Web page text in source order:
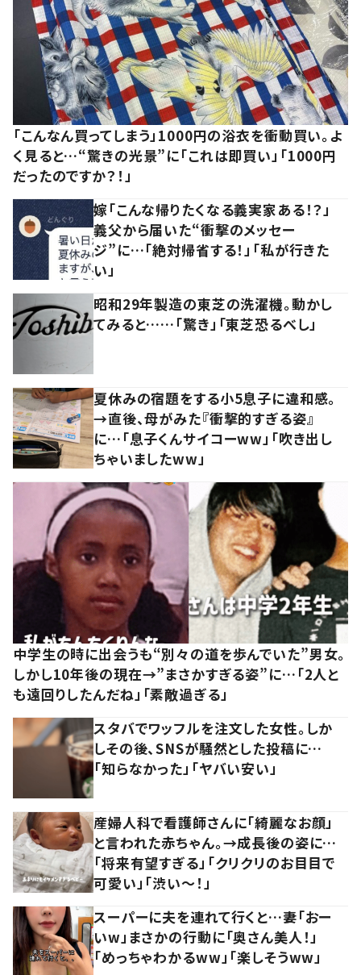
「こんなん買ってしまう」1000円の浴衣を衝動買い。よ
く見ると…“驚きの光景”に「これは即買い」「1000円
だったのですか？！」
嫁「こんな帰りたくなる義実家ある！？」
義父から届いた“衝撃のメッセー
ジ”に…「絶対帰省する！」「私が行きた
い」
昭和29年製造の東芝の洗濯機。動かし
てみると……「驚き」「東芝恐るべし」
夏休みの宿題をする小5息子に違和感。
→直後、母がみた『衝撃的すぎる姿』
に…「息子くんサイコーww」「吹き出し
ちゃいましたww」
中学生の時に出会うも“別々の道を歩んでいた”男女。
しかし10年後の現在→”まさかすぎる姿”に…「2人と
も遠回りしたんだね」「素敵過ぎる」
スタバでワッフルを注文した女性。しか
しその後、SNSが騒然とした投稿に…
「知らなかった」「ヤバい安い」
産婦人科で看護師さんに「綺麗なお顔」
と言われた赤ちゃん。→成長後の姿に…
「将来有望すぎる」「クリクリのお目目で
可愛い」「渋い～！」
スーパーに夫を連れて行くと…妻「おー
いw」まさかの行動に「奥さん美人！」
「めっちゃわかるww」「楽しそうww」